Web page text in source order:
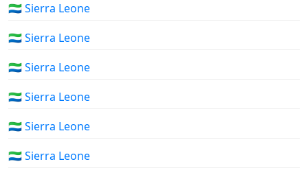
🇸🇱 Sierra Leone
🇸🇱 Sierra Leone
🇸🇱 Sierra Leone
🇸🇱 Sierra Leone
🇸🇱 Sierra Leone
🇸🇱 Sierra Leone